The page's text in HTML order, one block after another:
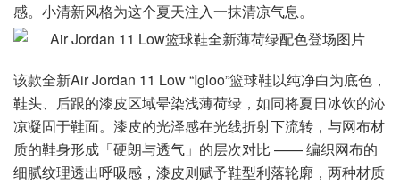
感。小清新风格为这个夏天注入一抹清凉气息。
该款全新Air Jordan 11 Low “Igloo”篮球鞋以纯净白为底色，
鞋头、后跟的漆皮区域晕染浅薄荷绿，如同将夏日冰饮的沁
凉凝固于鞋面。漆皮的光泽感在光线折射下流转，与网布材
质的鞋身形成「硬朗与透气」的层次对比 —— 编织网布的
细腻纹理透出呼吸感，漆皮则赋予鞋型利落轮廓，两种材质